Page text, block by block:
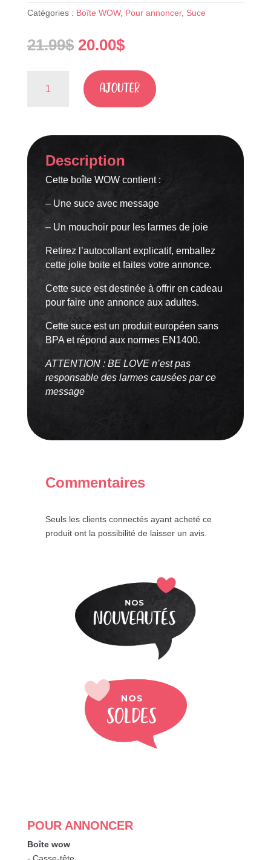
Catégories : Boîte WOW, Pour annoncer, Suce
21.99$ Le
initial
était :
21.99$.
20.00$Le
actuel
est :
20.00$.
seras
Mamie
AJOUTER
Description
Cette boîte WOW contient :
– Une suce avec message
– Un mouchoir pour les larmes de joie
Retirez l’autocollant explicatif, emballez
cette jolie boite et faites votre annonce.
Cette suce est destinée à offrir en cadeau
pour faire une annonce aux adultes.
Cette suce est un produit européen sans
BPA et répond aux normes EN1400.
ATTENTION : BE LOVE n’est pas
responsable des larmes causées par ce
message
Commentaires
Seuls les clients connectés ayant acheté ce
produit ont la possibilité de laisser un avis.
POUR ANNONCER
Boîte wow